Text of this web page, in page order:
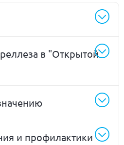
в "Открытой
и профилактики